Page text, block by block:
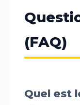
(FAQ)
Quel est